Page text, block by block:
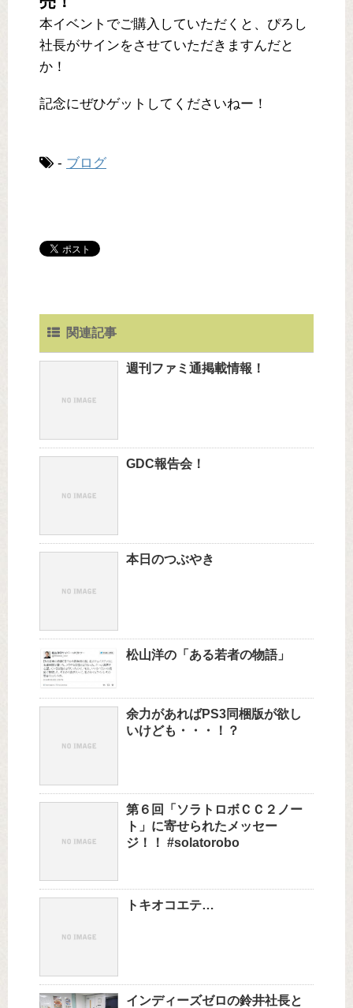
本イベントでご購入していただくと、ぴろし
社長がサインをさせていただきますんだと
か！
記念にぜひゲットしてくださいねー！
- ブログ
関連記事
週刊ファミ通掲載情報！
GDC報告会！
本日のつぶやき
松山洋の「ある若者の物語」
余力があればPS3同梱版が欲し
いけども・・・！？
第６回「ソラトロボＣＣ２ノー
ト」に寄せられたメッセー
ジ！！ #solatorobo
トキオコエテ…
インディーズゼロの鈴井社長と